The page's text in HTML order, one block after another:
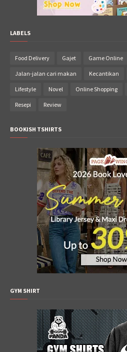
LABELS
Food Delivery Gajet Game Online
Jalan-jalan cari makan Kecantikan
Lifestyle Novel Online Shopping
Resepi Review
BOOKISH TSHIRTS
GYM SHIRT